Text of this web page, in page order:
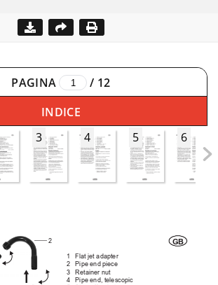
PAGINA / 12
INDICE
3 4 5 6
1
Flatjetadapter
2
Pipeendpiece
3
Retainernut
4
Pipeend,telescopic
2 GB